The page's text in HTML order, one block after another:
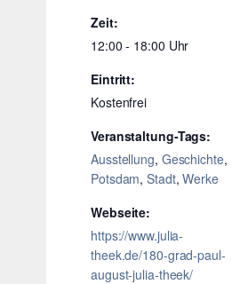
Zeit:
12:00 - 18:00
Eintritt:
Kostenfrei
Veranstaltung-Tags:
Ausstellung, Geschichte,
Potsdam,Stadt,Werke
Webseite:
https://www.julia-
theek.de/180-grad-paul-
august-julia-theek/